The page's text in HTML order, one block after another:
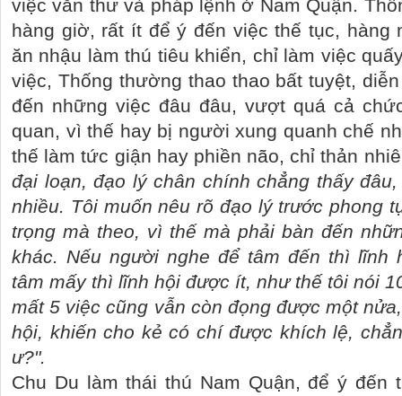
việc văn thư và pháp lệnh ở Nam Quận.
hàng giờ, rất ít để ý đến việc thế tục, hàng
ăn nhậu làm thú tiêu khiển, chỉ làm việc
việc, Thống thường thao thao bất tuyệt,
đến những việc đâu đâu, vượt quá cả
quan, vì thế hay bị người xung quanh chế
thế làm tức giận hay phiền não, chỉ thản
đại loạn, đạo lý chân chính chẳng thấy
nhiều. Tôi muốn nêu rõ đạo lý trước phong
trọng mà theo, vì thế mà phải bàn đến
khác. Nếu người nghe để tâm đến thì lĩnh
tâm mấy thì lĩnh hội được ít, như thế tôi nói
mất 5 việc cũng vẫn còn đọng được một
hội, khiến cho kẻ có chí được khích lệ,
ư?".
Chu Du làm thái thú Nam Quận, để ý đến